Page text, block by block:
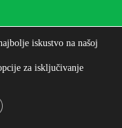
bana Josipa
iskustvo na našoj
za isključivanje